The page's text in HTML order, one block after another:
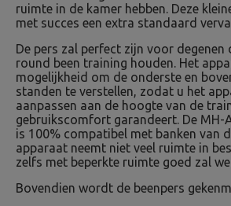
ruimte in de kamer hebben. Deze
met succes een extra standaard
De pers zal perfect zijn voor degenen
round been training houden. Het
mogelijkheid om de onderste en
standen te verstellen, zodat u het
aanpassen aan de hoogte van de
gebruikscomfort garandeert. De MH-
is 100% compatibel met banken van
apparaat neemt niet veel ruimte in
zelfs met beperkte ruimte goed zal
Bovendien wordt de beenpers